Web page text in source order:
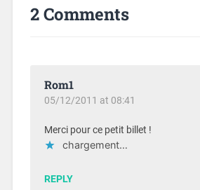
2 Comments
Rom1
05/12/2011 at 08:41
Merci pour ce petit billet !
chargement…
REPLY